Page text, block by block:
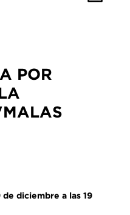
POR
diciembre a las 19